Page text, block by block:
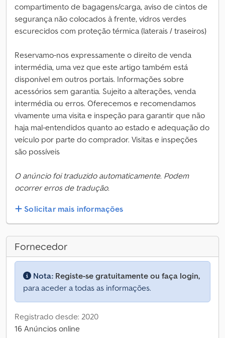
compartimento de bagagens/carga, aviso de cintos de
segurança não colocados à frente, vidros verdes
escurecidos com proteção térmica (laterais / traseiros)
Reservamo-nos expressamente o direito de venda
intermédia, uma vez que este artigo também está
disponível em outros portais. Informações sobre
acessórios sem garantia. Sujeito a alterações, venda
intermédia ou erros. Oferecemos e recomendamos
vivamente uma visita e inspeção para garantir que não
haja mal-entendidos quanto ao estado e adequação do
veículo por parte do comprador. Visitas e inspeções
são possíveis
O anúncio foi traduzido automaticamente. Podem
ocorrer erros de tradução.
Solicitar mais informações
Fornecedor
Nota: Registe-se gratuitamente ou faça login,
para aceder a todas as informações.
Registrado desde: 2020
16 Anúncios online